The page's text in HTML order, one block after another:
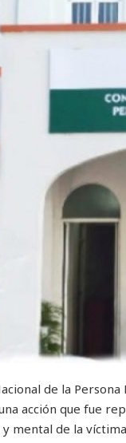
de la
acción que fue
mental de la